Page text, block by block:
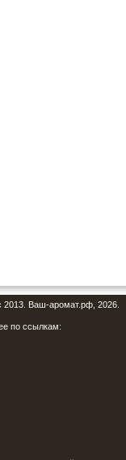
2013. Ваш-аромат.рф, 2026.
по ссылкам: